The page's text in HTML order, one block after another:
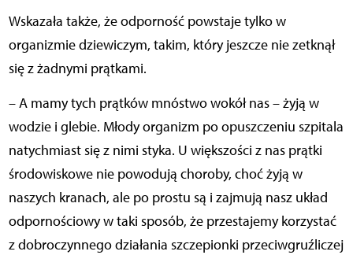
Wskazała także, że odporność powstaje tylko w
organizmie dziewiczym, takim, który jeszcze nie zetknął
się z żadnymi prątkami.
– A mamy tych prątków mnóstwo wokół nas – żyją w
wodzie i glebie. Młody organizm po opuszczeniu szpitala
natychmiast się z nimi styka. U większości z nas prątki
środowiskowe nie powodują choroby, choć żyją w
naszych kranach, ale po prostu są i zajmują nasz układ
odpornościowy w taki sposób, że przestajemy korzystać
z dobroczynnego działania szczepionki przeciwgruźliczej